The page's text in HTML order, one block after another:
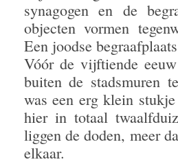
synagogen en de
objecten vormen
Een joodse
Vóór de vijftiende
buiten de stadsmuren
was een erg klein
hier in totaal
liggen de doden, meer
elkaar.